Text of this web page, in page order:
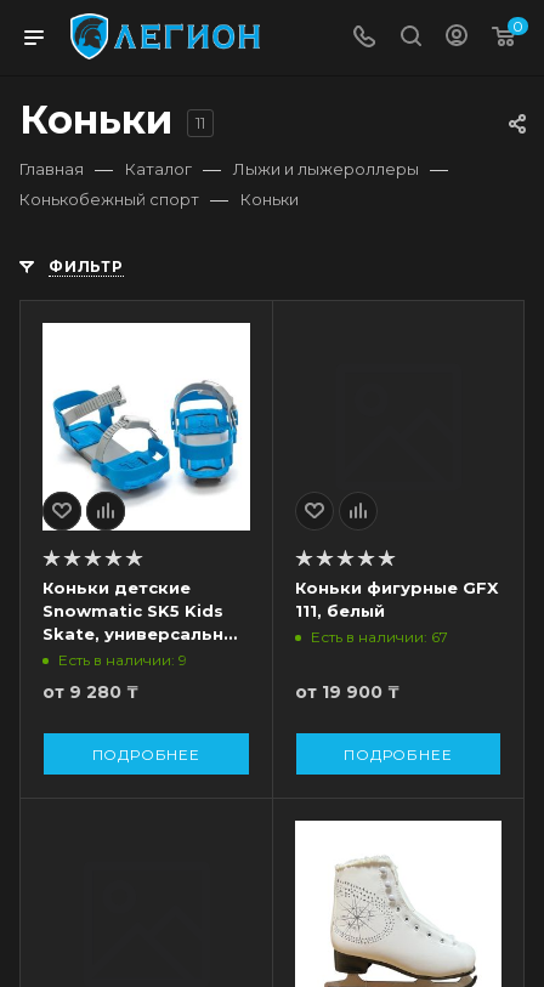
0
Коньки 11
Главная — Каталог — Лыжи и лыжероллеры —
Конькобежный спорт — Коньки
ФИЛЬТР
Коньки детские
Snowmatic SK5 Kids
Skate, универсальные
с двумя лезвиями,
Есть в наличии: 9
от 9 280 ₸
ПОДРОБНЕЕ
Коньки фигурные GFX
111, белый
Есть в наличии: 67
от 19 900 ₸
ПОДРОБНЕЕ